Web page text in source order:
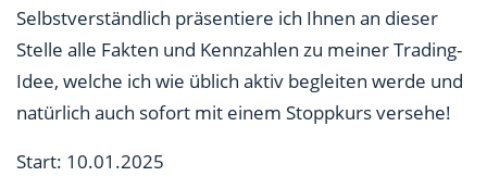
Selbstverständlich präsentiere ich Ihnen an dieser
Stelle alle Fakten und Kennzahlen zu meiner Trading-
Idee, welche ich wie üblich aktiv begleiten werde und
natürlich auch sofort mit einem Stoppkurs versehe!
Start: 10.01.2025